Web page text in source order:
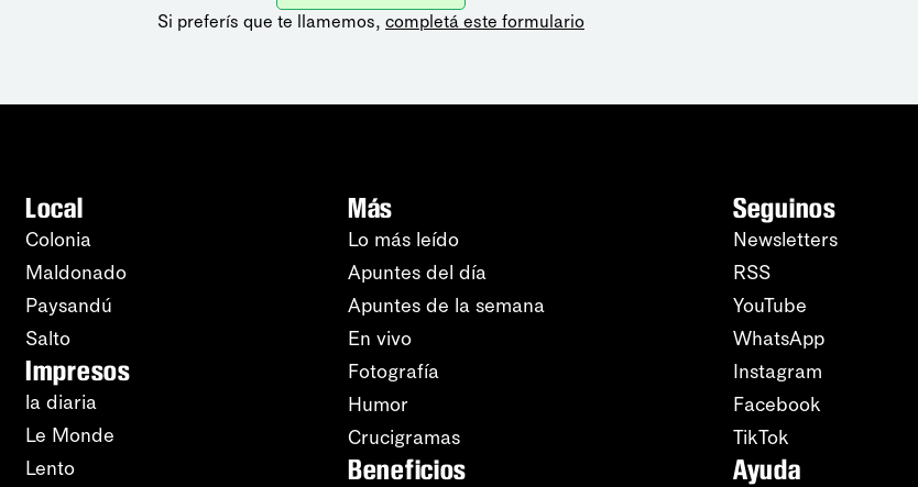
Si preferís que te llamemos, completá este formulario
Local
Colonia
Maldonado
Paysandú
Salto
Impresos
la diaria
Le Monde
Lento
Más
Lo más leído
Apuntes del día
Apuntes de la semana
En vivo
Fotografía
Humor
Crucigramas
Beneficios
Seguinos
Newsletters
RSS
YouTube
WhatsApp
Instagram
Facebook
TikTok
Ayuda